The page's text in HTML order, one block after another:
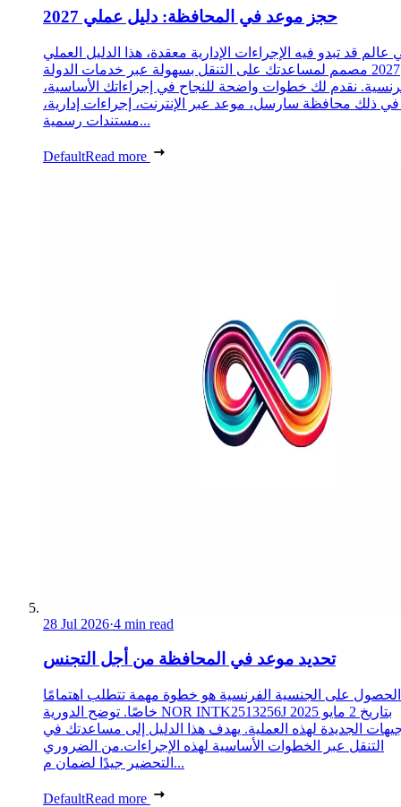
حجز موعد في المحافظة: دليل عملي 2027
عالم قد تبدو فيه الإجراءات الإدارية معقدة، هذا الدليل العملي
2027 مصمم لمساعدتك على التنقل بسهولة عبر خدمات الدولة
نقدم لك خطوات واضحة للنجاح في إجراءاتك الأساسية،
في ذلك محافظة سارسل، موعد عبر الإنترنت، إجراءات إدارية،
مستندات رسمية...
DefaultRead more
28 Jul 2026·4 min read
تحديد موعد في المحافظة من أجل التجنس
الحصول على الجنسية الفرنسية هو خطوة مهمة تتطلب اهتمامًا
خاصًا. توضح الدورية NOR INTK2513256J بتاريخ 2 مايو 2025
الجديدة لهذه العملية. يهدف هذا الدليل إلى مساعدتك في
التنقل عبر الخطوات الأساسية لهذه الإجراءات.من الضروري
التحضير جيدًا لضمان م...
DefaultRead more